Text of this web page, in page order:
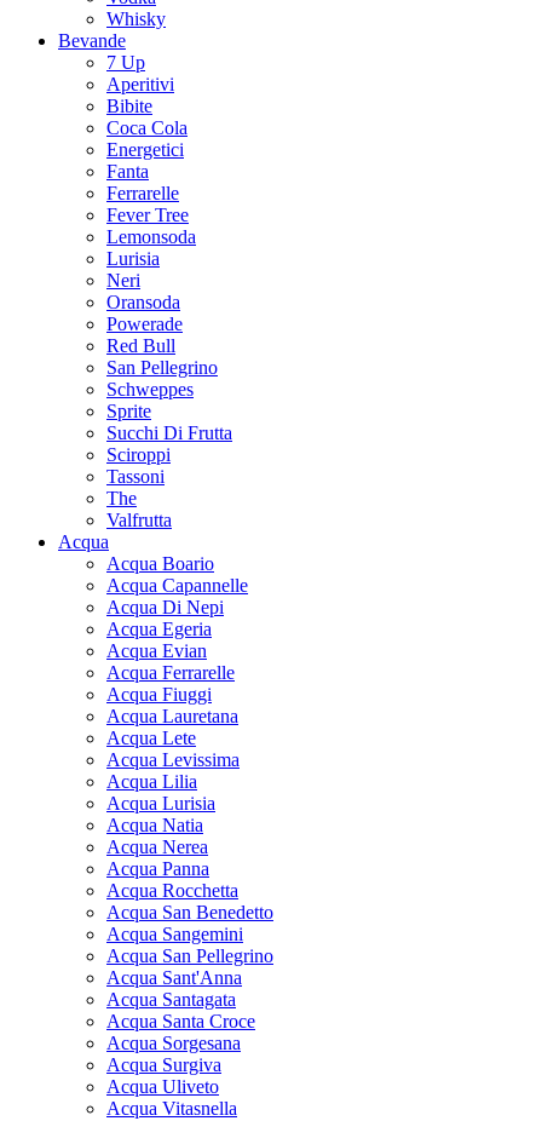
Whisky
Bevande
7 Up
Aperitivi
Bibite
Coca Cola
Energetici
Fanta
Ferrarelle
Fever Tree
Lemonsoda
Lurisia
Neri
Oransoda
Powerade
Red Bull
San Pellegrino
Schweppes
Sprite
Succhi Di Frutta
Sciroppi
Tassoni
The
Valfrutta
Acqua
Acqua Boario
Acqua Capannelle
Acqua Di Nepi
Acqua Egeria
Acqua Evian
Acqua Ferrarelle
Acqua Fiuggi
Acqua Lauretana
Acqua Lete
Acqua Levissima
Acqua Lilia
Acqua Lurisia
Acqua Natia
Acqua Nerea
Acqua Panna
Acqua Rocchetta
Acqua San Benedetto
Acqua Sangemini
Acqua San Pellegrino
Acqua Sant'Anna
Acqua Santagata
Acqua Santa Croce
Acqua Sorgesana
Acqua Surgiva
Acqua Uliveto
Acqua Vitasnella